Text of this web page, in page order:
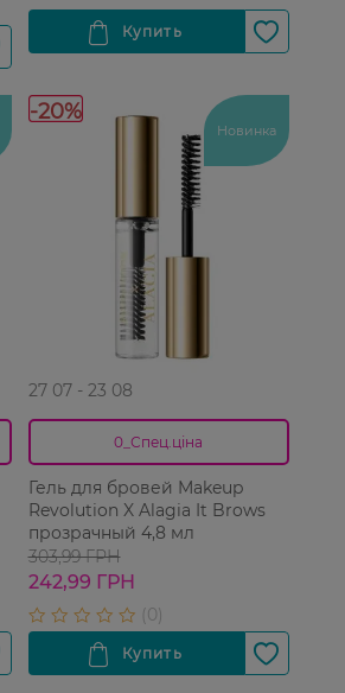
-20%
Новинка
27 07 - 23 08
0_Спец.ціна
Гель для бровей Makeup
Revolution X Alagia It Brows
прозрачный 4,8 мл
303,99 ГРН
242,99 ГРН